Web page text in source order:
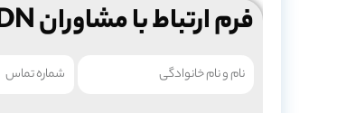
فرم ارتباط با مشاوران IDN :